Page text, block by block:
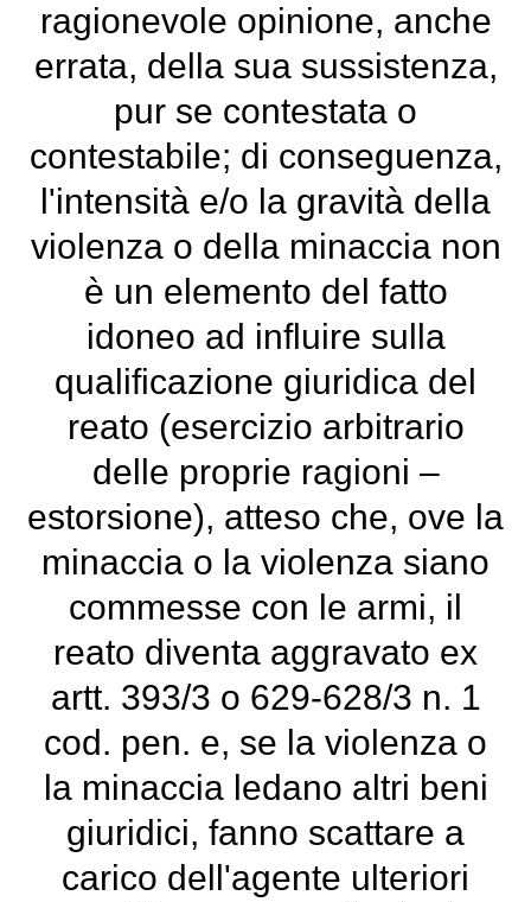
ragionevole opinione, anche
errata, della sua sussistenza,
pur se contestata o
contestabile; di conseguenza,
l'intensità e/o la gravità della
violenza o della minaccia non
è un elemento del fatto
idoneo ad influire sulla
qualificazione giuridica del
reato (esercizio arbitrario
delle proprie ragioni –
estorsione), atteso che, ove la
minaccia o la violenza siano
commesse con le armi, il
reato diventa aggravato ex
artt. 393/3 o 629-628/3 n. 1
cod. pen. e, se la violenza o
la minaccia ledano altri beni
giuridici, fanno scattare a
carico dell'agente ulteriori